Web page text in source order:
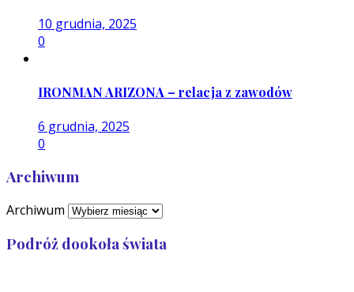
10 grudnia, 2025
0
IRONMAN ARIZONA – relacja z zawodów
6 grudnia, 2025
0
Archiwum
Archiwum
Podróż dookoła świata